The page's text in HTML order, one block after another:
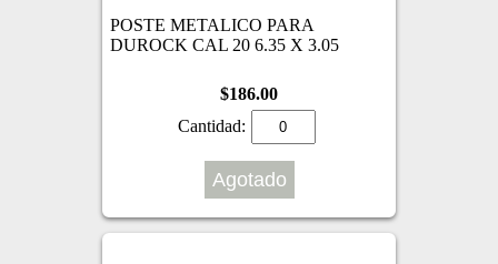
POSTE METALICO PARA
DUROCK CAL 20 6.35 X 3.05
$186.00
Cantidad:
Agotado